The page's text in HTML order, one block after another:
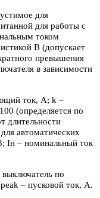
для
для работы с
током
В (допускает
превышения
в зависимости
ток, А; k –
(определяется по
длительности
автоматических
Iн – номинальный ток
по
– пусковой ток, А.